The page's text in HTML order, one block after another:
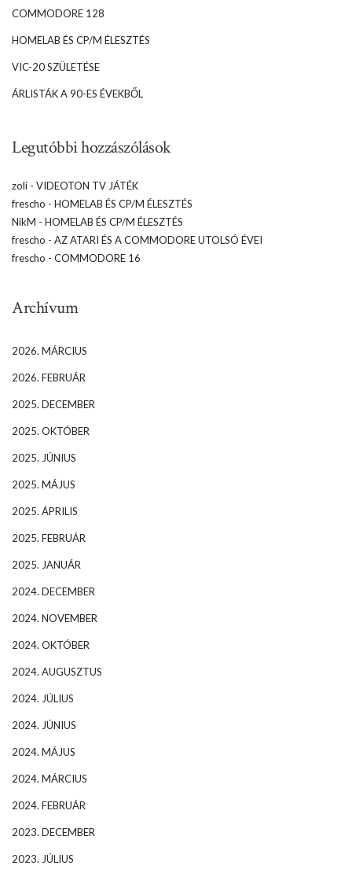
COMMODORE 128
HOMELAB ÉS CP/M ÉLESZTÉS
VIC-20 SZÜLETÉSE
ÁRLISTÁK A 90-ES ÉVEKBŐL
Legutóbbi hozzászólások
zoli - VIDEOTON TV JÁTÉK
frescho - HOMELAB ÉS CP/M ÉLESZTÉS
NikM - HOMELAB ÉS CP/M ÉLESZTÉS
frescho - AZ ATARI ÉS A COMMODORE UTOLSÓ ÉVEI
frescho - COMMODORE 16
Archívum
2026. MÁRCIUS
2026. FEBRUÁR
2025. DECEMBER
2025. OKTÓBER
2025. JÚNIUS
2025. MÁJUS
2025. ÁPRILIS
2025. FEBRUÁR
2025. JANUÁR
2024. DECEMBER
2024. NOVEMBER
2024. OKTÓBER
2024. AUGUSZTUS
2024. JÚLIUS
2024. JÚNIUS
2024. MÁJUS
2024. MÁRCIUS
2024. FEBRUÁR
2023. DECEMBER
2023. JÚLIUS